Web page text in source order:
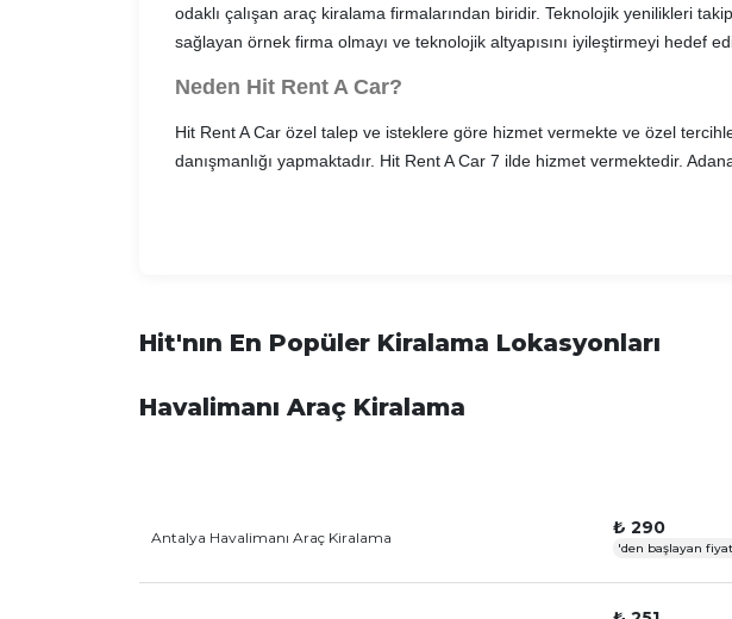
odaklı çalışan araç kiralama firmalarından biridir. Teknolojik yenilikleri
sağlayan örnek firma olmayı ve teknolojik altyapısını iyileştirmeyi hedef
Neden Hit Rent A Car?
Hit Rent A Car özel talep ve isteklere göre hizmet vermekte ve özel
danışmanlığı yapmaktadır. Hit Rent A Car 7 ilde hizmet vermektedir.
Hit'nın En Popüler Kiralama Lokasyonları
Havalimanı Araç Kiralama
Antalya Havalimanı Araç Kiralama ₺ 290
'den başlayan